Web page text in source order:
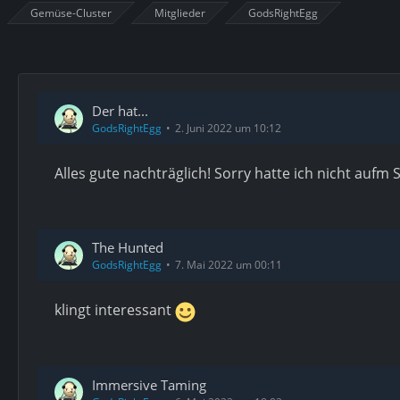
Gemüse-Cluster Mitglieder GodsRightEgg
Der hat...
GodsRightEgg 2. Juni 2022 um 10:12
Alles gute nachträglich! Sorry hatte ich nicht aufm
The Hunted
GodsRightEgg 7. Mai 2022 um 00:11
klingt interessant
Immersive Taming